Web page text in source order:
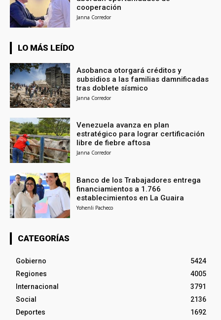
cooperación
Janna Corredor
LO MÁS LEÍDO
Asobanca otorgará créditos y
subsidios a las familias damnificadas
tras doblete sísmico
Janna Corredor
Venezuela avanza en plan
estratégico para lograr certificación
libre de fiebre aftosa
Janna Corredor
Banco de los Trabajadores entrega
financiamientos a 1.766
establecimientos en La Guaira
Yohenli Pacheco
CATEGORÍAS
Gobierno
5424
Regiones
4005
Internacional
3791
Social
2136
Deportes
1692